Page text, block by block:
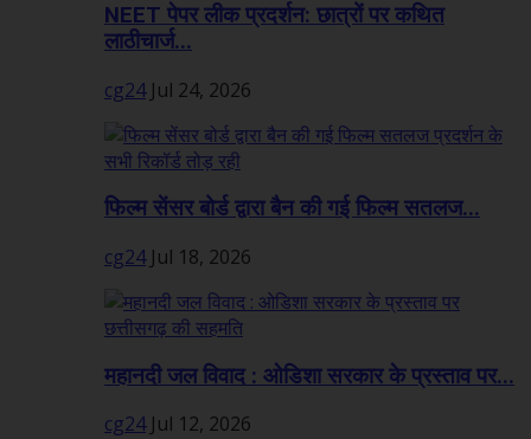
NEET पेपर लीक प्रदर्शन: छात्रों पर कथित
लाठीचार्ज...
cg24 Jul 24, 2026
फिल्म सेंसर बोर्ड द्वारा बैन की गई फिल्म सतलज...
cg24 Jul 18, 2026
महानदी जल विवाद : ओडिशा सरकार के प्रस्ताव पर...
cg24 Jul 12, 2026